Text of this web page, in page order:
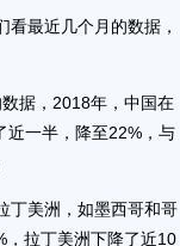
最近几个月的数据，
据，2018年，中国在
近一半，降至22%，与
美洲，如墨西哥和哥
，拉丁美洲下降了近10